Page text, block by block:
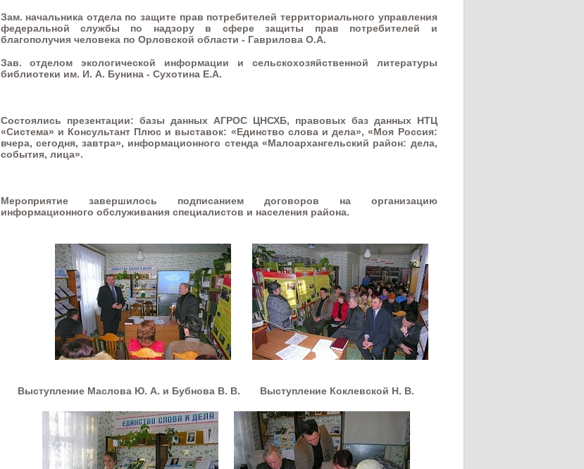
Зам. начальника отдела по защите прав потребителей территориального управления
федеральной службы по надзору в сфере защиты прав потребителей и
благополучия человека по Орловской области - Гаврилова О.А.
Зав. отделом экологической информации и сельскохозяйственной литературы
библиотеки им. И. А. Бунина - Сухотина Е.А.
Состоялись презентации: базы данных АГРОС ЦНСХБ, правовых баз данных НТЦ
«Система» и Консультант Плюс и выставок: «Единство слова и дела», «Моя Россия:
вчера, сегодня, завтра», информационного стенда «Малоархангельский район: дела,
события, лица».
Мероприятие завершилось подписанием договоров на организацию
информационного обслуживания специалистов и населения района.
Выступление Маслова Ю. А. и Бубнова В. В. Выступление Коклевской Н. В.